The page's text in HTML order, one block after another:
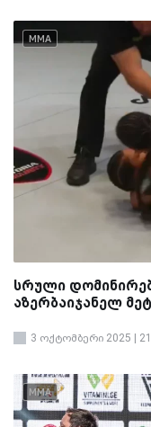
MMA
სრული
აზერბაიჯანელ
3 ოქტომბერი 2025 |
MMA